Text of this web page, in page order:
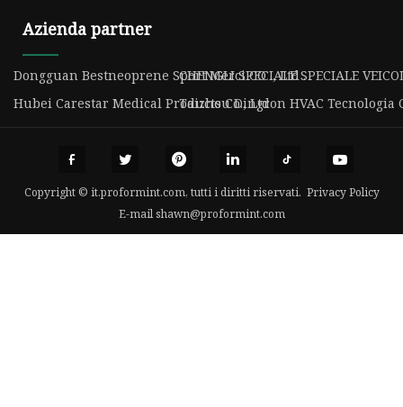
Azienda partner
Dongguan Bestneoprene Sport Merci CO ., Ltd .
CHENGLI SPECIALE SPECIALE
Hubei Carestar Medical Products Co., LtdTaizhou Dingron HVAC Tecnologia
Copyright © it.proformint.com, tutti i diritti riservati. Privacy Policy
E-mail shawn@proformint.com